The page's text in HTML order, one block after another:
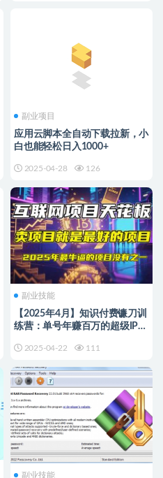
副业项目
应用云脚本全自动下载拉新，小
白也能轻松日入1000+
2025-04-28 126
副业技能
【2025年4月】知识付费镰刀训
练营：单号年赚百万的超级IP孵
2025-04-22 111
副业技能